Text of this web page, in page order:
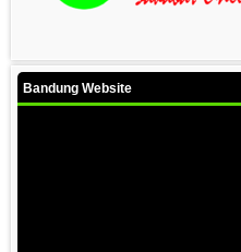
Bandung Website